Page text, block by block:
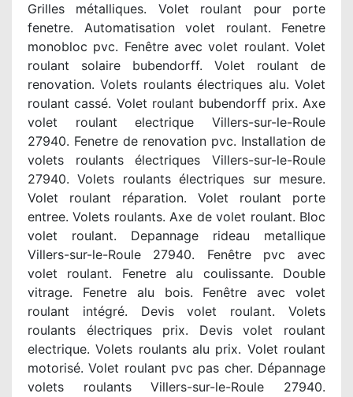
Grilles métalliques. Volet roulant pour porte
fenetre. Automatisation volet roulant. Fenetre
monobloc pvc. Fenêtre avec volet roulant. Volet
roulant solaire bubendorff. Volet roulant de
renovation. Volets roulants électriques alu. Volet
roulant cassé. Volet roulant bubendorff prix. Axe
volet roulant electrique Villers-sur-le-Roule
27940. Fenetre de renovation pvc. Installation de
volets roulants électriques Villers-sur-le-Roule
27940. Volets roulants électriques sur mesure.
Volet roulant réparation. Volet roulant porte
entree. Volets roulants. Axe de volet roulant. Bloc
volet roulant. Depannage rideau metallique
Villers-sur-le-Roule 27940. Fenêtre pvc avec
volet roulant. Fenetre alu coulissante. Double
vitrage. Fenetre alu bois. Fenêtre avec volet
roulant intégré. Devis volet roulant. Volets
roulants électriques prix. Devis volet roulant
electrique. Volets roulants alu prix. Volet roulant
motorisé. Volet roulant pvc pas cher. Dépannage
volets roulants Villers-sur-le-Roule 27940.